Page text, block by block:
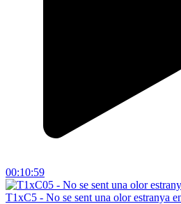
00:10:59
T1xC5 - No se sent una olor estranya